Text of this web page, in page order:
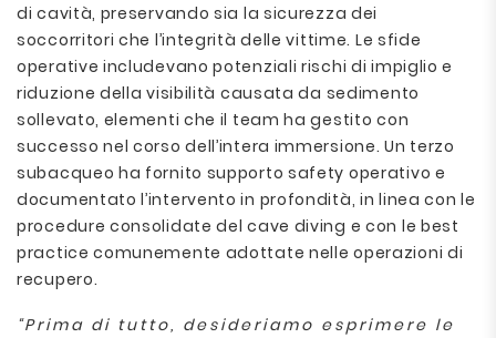
di cavità, preservando sia la sicurezza dei
soccorritori che l’integrità delle vittime. Le sfide
operative includevano potenziali rischi di impiglio e
riduzione della visibilità causata da sedimento
sollevato, elementi che il team ha gestito con
successo nel corso dell’intera immersione. Un terzo
subacqueo ha fornito supporto safety operativo e
documentato l’intervento in profondità, in linea con le
procedure consolidate del cave diving e con le best
practice comunemente adottate nelle operazioni di
recupero.
“Prima di tutto, desideriamo esprimere le